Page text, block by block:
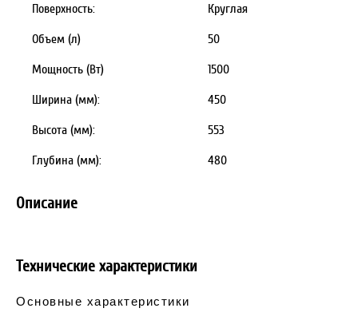
Поверхность: Круглая
Объем (л) 50
Мощность (Вт) 1500
Ширина (мм): 450
Высота (мм): 553
Глубина (мм): 480
Описание
Технические характеристики
Основные характеристики